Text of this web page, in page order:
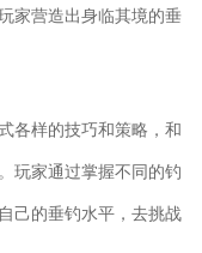
家营造出身临其境的垂
各样的技巧和策略，和
玩家通过掌握不同的钓
己的垂钓水平，去挑战